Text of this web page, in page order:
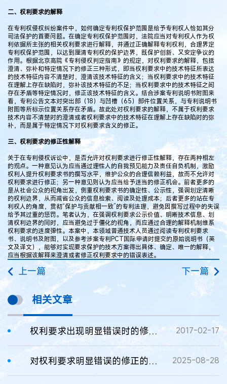
二、权利要求的解释
在专利权侵权纠纷案件中，如何确定专利权保护范围是给予专利权人恰如其分
司法保护的首要问题。在确定专利权保护范围时，法院应当对专利权人作为权
利依据所主张的相关权利要求进行解释，并通过正确解释专利权利，合理界定
专利权保护范围，以达到厘清专利权的保护边界，既保护创新、又安定争议的
作用。根据北京高院《专利侵权判定指南》的规定，对权利要求的解释，包括
澄清、弥补和特定情况下的修正三种形式，即当权利要求中的技术特征所表达
的技术特征内容不清楚时，澄清该技术特征的含义；当权利要求中的技术特征
在理解上存在缺陷时，弥补该技术特征的不足；当权利要求中的技术特征之间
存在矛盾等特定情况时，修正该技术特征的含义。结合涉案专利说明书附图来
看，专利公告文本对突出部（18）与凹槽（65）部件位置关系，与专利说明书
附图等所标示位置关系存在矛盾。故此处对权利要求的解释，不属于权利要求
技术内容不清楚时的澄清或者权利要求中的技术特征在理解上存在缺陷时的弥
补，而是属于特定情况下对权利要求含义的修正。
三、权利要求的修正性解释
关于在专利侵权诉讼中，是否允许对权利要求进行修正性解释，存在两种相左
的观点。一种意见认为应当通过理性人的自我预见能力及责任自负机制，激励
权利人提升权利要求书的撰写水平，维护公众的合理信赖利益，故而不允许对
权利要求进行修正；另一种意见则认为应当给予适当的修正机会。前者更多的
是从社会公众的视角出发，侧重权利要求书的确定性、公示性，强调划定清晰
的权利边界，从而减省公众的信息检索、阅读及处理成本；后者更多的站在专
利权人的角度，贯彻“保护与贡献相一致”的专利法理，避免因撰写过程中的失误
给予其过重的惩罚。笔者认为，在强调权利要求公示价值、明晰技术信息、划
清权利边界的同时，应当避免过于僵化的视角，而应通过合理的解释机制维系
权利要求的适度弹性。本案中，本领域普通技术人员通过阅读专利权利要求
书、说明书及附图，以及参考涉案专利PCT国际申请时提交的原始说明书（英
文及译文），能够对实现要求保护的技术方案得出具体、确定、唯一的解释，
应当根据该解释来澄清或者修正权利要求中的错误表述。
上一篇 下一篇
相关文章
权利要求出现明显错误时的修正性解释 2017-02-17
对权利要求明显错误的修正的认定 2025-08-28